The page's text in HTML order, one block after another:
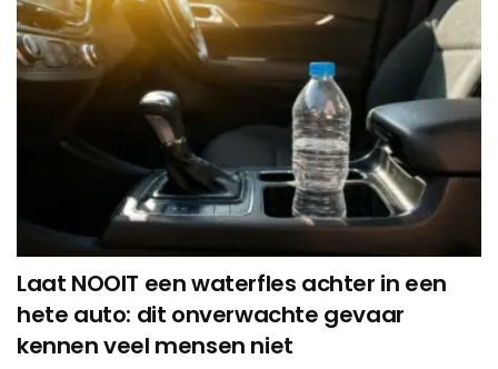
Laat NOOIT een waterfles achter in een
hete auto: dit onverwachte gevaar
kennen veel mensen niet